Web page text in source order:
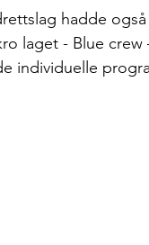
hadde
laget - Blue
individuelle